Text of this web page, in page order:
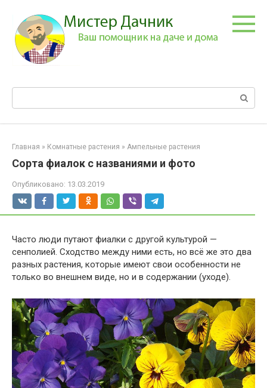
контенту
Главная » Комнатные растения » Ампельные растения
Сорта фиалок с названиями и фото
Опубликовано: 13.03.2019
Часто люди путают фиалки с другой культурой —
сенполией. Сходство между ними есть, но всё же это два
разных растения, которые имеют свои особенности не
только во внешнем виде, но и в содержании (уходе).